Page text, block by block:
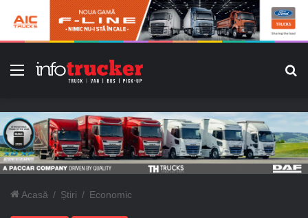
Meniu
Acasă / Știri / Economic